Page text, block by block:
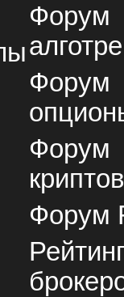
Форум
Форум
Форум
Форум